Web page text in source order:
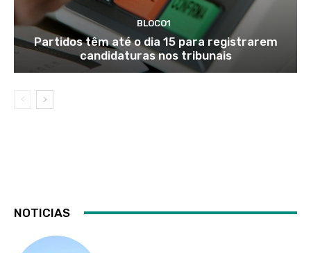
BLOCO1
Partidos têm até o dia 15 para registrarem
candidaturas nos tribunais
NOTICIAS